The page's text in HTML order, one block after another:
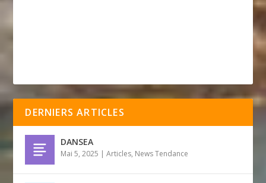
DERNIERS ARTICLES
DANSEA
Mai 5, 2025 |Articles, News Tendance